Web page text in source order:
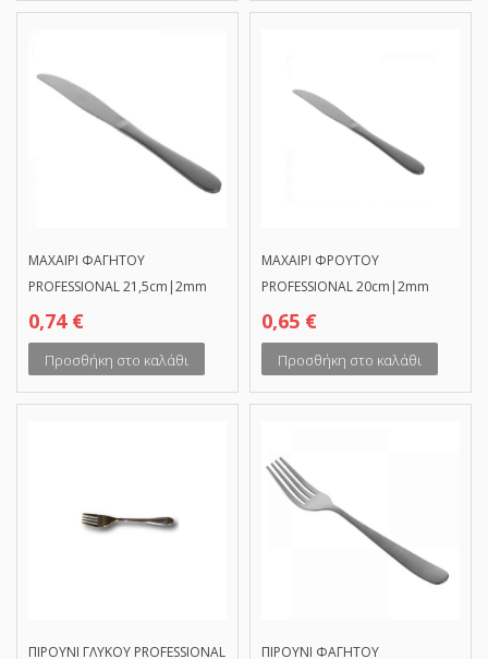
ΜΑΧΑΙΡΙ ΦΑΓΗΤΟΥ
PROFESSIONAL 21,5cm|2mm
0,74 €
Προσθήκη στο καλάθι
ΜΑΧΑΙΡΙ ΦΡΟΥΤΟΥ
PROFESSIONAL 20cm|2mm
0,65 €
Προσθήκη στο καλάθι
ΠΙΡΟΥΝΙ ΓΛΥΚΟΥ PROFESSIONAL ΠΙΡΟΥΝΙ ΦΑΓΗΤΟΥ